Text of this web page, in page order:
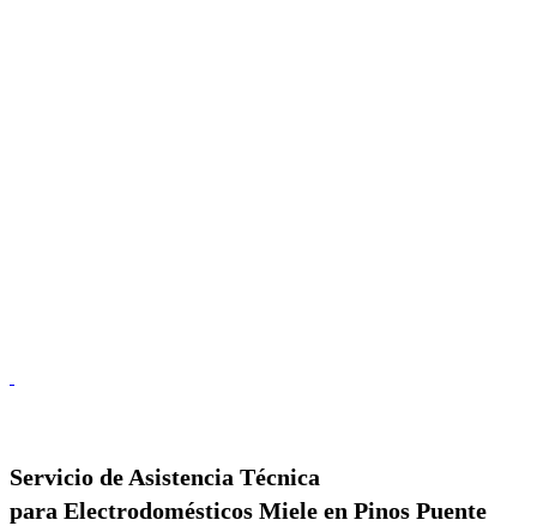
Servicio de Asistencia Técnica
para Electrodomésticos Miele en Pinos Puente